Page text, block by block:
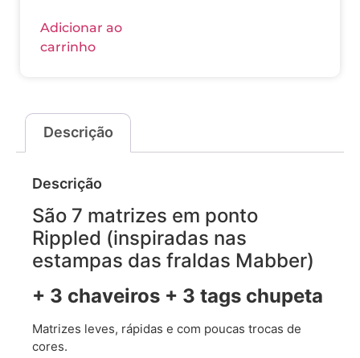
Adicionar ao
carrinho
Descrição
Descrição
São 7 matrizes em ponto
Rippled (inspiradas nas
estampas das fraldas Mabber)
+ 3 chaveiros + 3 tags chupeta
Matrizes leves, rápidas e com poucas trocas de
cores.